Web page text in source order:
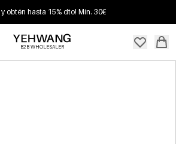
y obtén hasta 15% dto! Mín. 30€
B2B WHOLESALER